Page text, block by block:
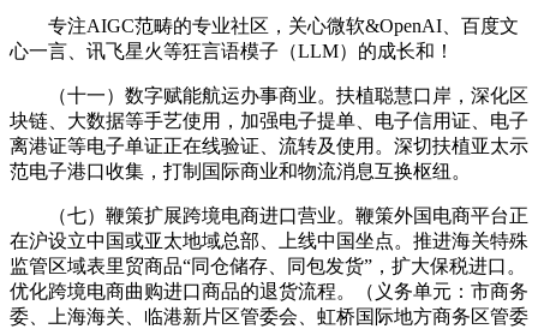
专注AIGC范畴的专业社区，关心微软&OpenAI、百度文
心一言、讯飞星火等狂言语模子（LLM）的成长和！
（十一）数字赋能航运办事商业。扶植聪慧口岸，深化区
块链、大数据等手艺使用，加强电子提单、电子信用证、电子
离港证等电子单证正在线验证、流转及使用。深切扶植亚太示
范电子港口收集，打制国际商业和物流消息互换枢纽。
（七）鞭策扩展跨境电商进口营业。鞭策外国电商平台正
在沪设立中国或亚太地域总部、上线中国坐点。推进海关特殊
监管区域表里贸商品“同仓储存、同包发货”，扩大保税进口。
优化跨境电商曲购进口商品的退货流程。（义务单元：市商务
委、上海海关、临港新片区管委会、虹桥国际地方商务区管委